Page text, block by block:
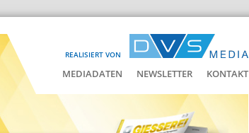
REALISIERT VON
MEDIADATEN NEWSLETTER KONTAKT